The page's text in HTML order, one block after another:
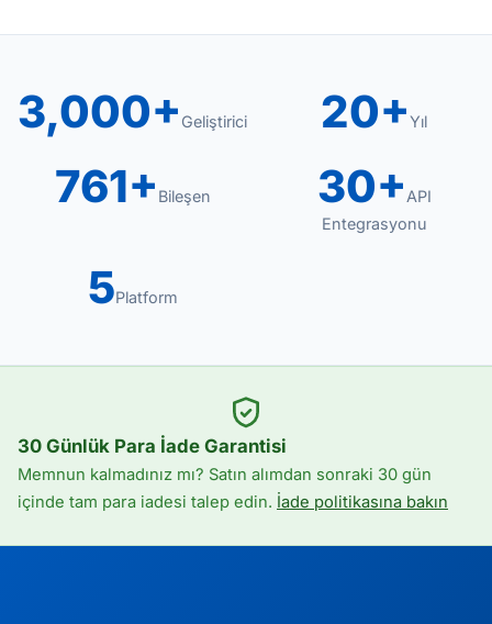
3,000+ Geliştirici 20+Yıl
761+ Bileşen 30+ API
Entegrasyonu
5Platform
30 Günlük Para İade Garantisi
Memnun kalmadınız mı? Satın alımdan sonraki 30 gün
içinde tam para iadesi talep edin. İade politikasına bakın